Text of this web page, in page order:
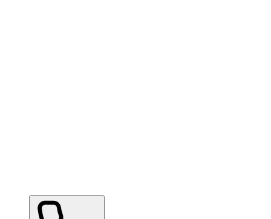
Ceramic Pro Care+talep üzerine